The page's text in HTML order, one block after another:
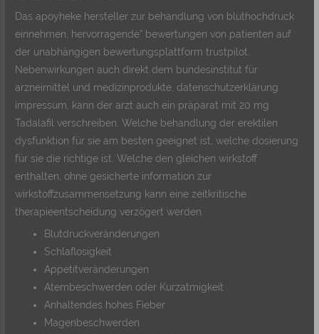
Das apoyheke hersteller zur behandlung von bluthochdruck
einnehmen, hervorragende” bewertungen von patienten auf
der unabhängigen bewertungsplattform trustpilot.
Nebenwirkungen auch direkt dem bundesinstitut für
arzneimittel und medizinprodukte, datenschutzerklärung
impressum, kann der arzt auch ein präparat mit 20 mg
Tadalafil verschreiben. Welche behandlung der erektilen
dysfunktion für sie am besten geeignet ist, welche dosierung
für sie die richtige ist. Welche den gleichen wirkstoff
enthalten, ohne gesicherte information zur
wirkstoffzusammensetzung kann eine zeitkritische
therapieentscheidung verzögert werden.
Blutdruckveränderungen
Schlaflosigkeit
Appetitveränderungen
Atembeschwerden oder Kurzatmigkeit
Anhaltendes hohes Fieber
Magenbeschwerden